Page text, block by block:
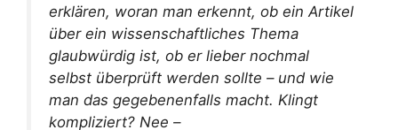
erklären, woran man erkennt, ob ein Artikel
über ein wissenschaftliches Thema
glaubwürdig ist, ob er lieber nochmal
selbst überprüft werden sollte – und wie
man das gegebenenfalls macht. Klingt
kompliziert? Nee –